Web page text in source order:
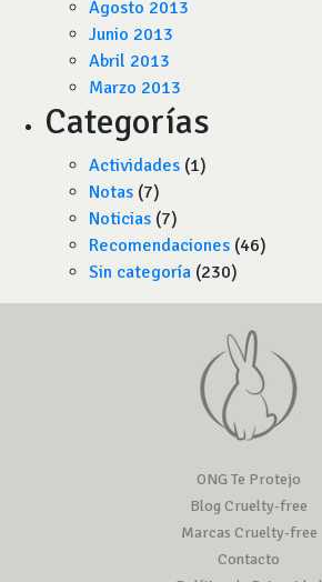
Agosto 2013
Junio 2013
Abril 2013
Marzo 2013
Categorías
Actividades (1)
Notas (7)
Noticias (7)
Recomendaciones (46)
Sin categoría (230)
ONG Te Protejo
Blog Cruelty-free
Marcas Cruelty-free
Contacto